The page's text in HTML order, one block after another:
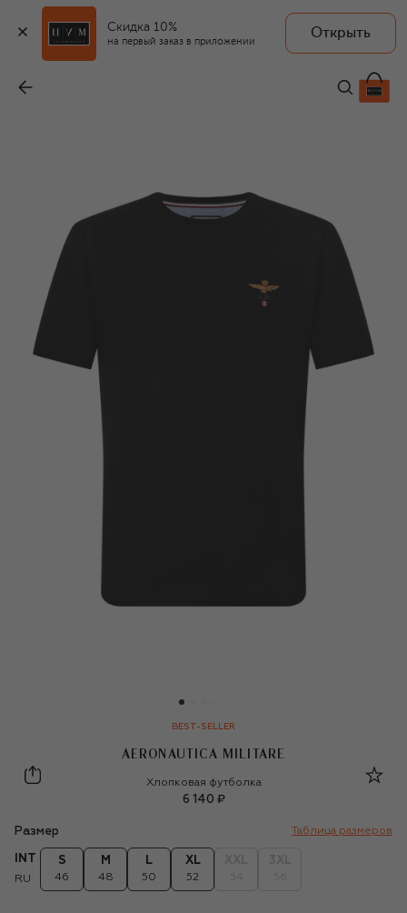
Скидка 10%
на первый заказ в приложении
Открыть
AERONAUTICA MILITARE
6 140 ₽
BEST-SELLER
AERONAUTICA MILITARE
Aeronautica Militare
Хлопковая футболка
6 140 ₽
Размер Таблица размеров
INT
RU
S
46
M
48
L
50
XL
52